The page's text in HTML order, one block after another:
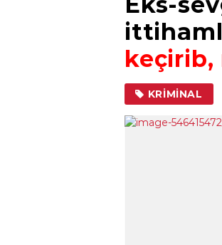
keçirib,
KRIMINAL